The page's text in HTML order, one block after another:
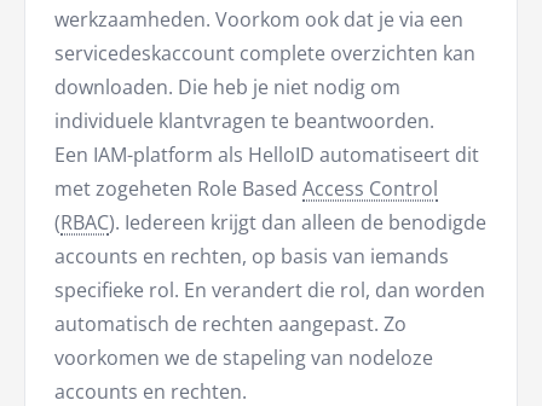
werkzaamheden. Voorkom ook dat je via een
servicedeskaccount complete overzichten kan
downloaden. Die heb je niet nodig om
individuele klantvragen te beantwoorden.
Een IAM-platform als HelloID automatiseert dit
met zogeheten Role Based Access Control
(RBAC). Iedereen krijgt dan alleen de benodigde
accounts en rechten, op basis van iemands
specifieke rol. En verandert die rol, dan worden
automatisch de rechten aangepast. Zo
voorkomen we de stapeling van nodeloze
accounts en rechten.